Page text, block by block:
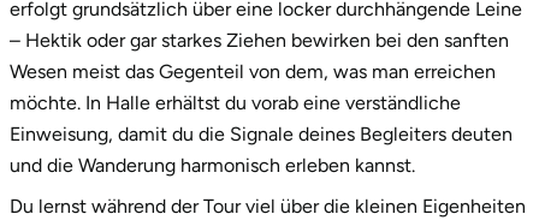
erfolgt grundsätzlich über eine locker durchhängende Leine
– Hektik oder gar starkes Ziehen bewirken bei den sanften
Wesen meist das Gegenteil von dem, was man erreichen
möchte. In Halle erhältst du vorab eine verständliche
Einweisung, damit du die Signale deines Begleiters deuten
und die Wanderung harmonisch erleben kannst.
Du lernst während der Tour viel über die kleinen Eigenheiten
Usedom
Viersen
Villingen Schwenningen